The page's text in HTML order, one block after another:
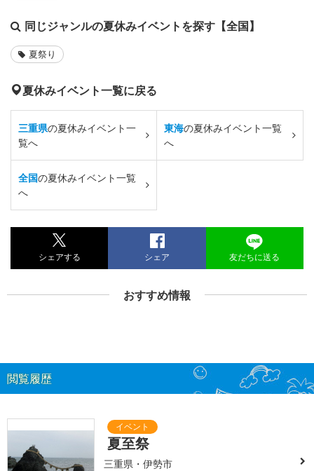
同じジャンルの夏休みイベントを探す【全国】
夏祭り
夏休みイベント一覧に戻る
三重県の夏休みイベント一
覧へ
東海の夏休みイベント一覧
へ
全国の夏休みイベント一覧
へ
シェアする シェア 友だちに送る
おすすめ情報
閲覧履歴
夏至祭
三重県・伊勢市